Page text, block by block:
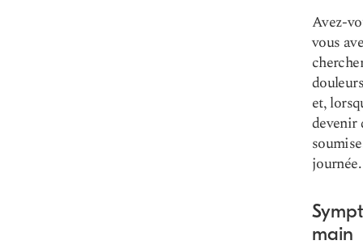
Avez-
vous
et,
devenir
journée.
main